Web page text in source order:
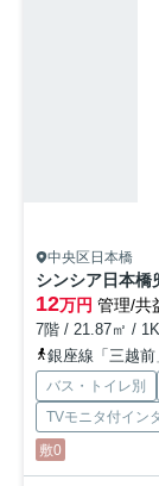
中央区日本橋
シンシア日本橋
12万円 管理/共
7階 / 21.87㎡ /
銀座線「三越
バス・トイレ別
TVモニタ付イン
敷0